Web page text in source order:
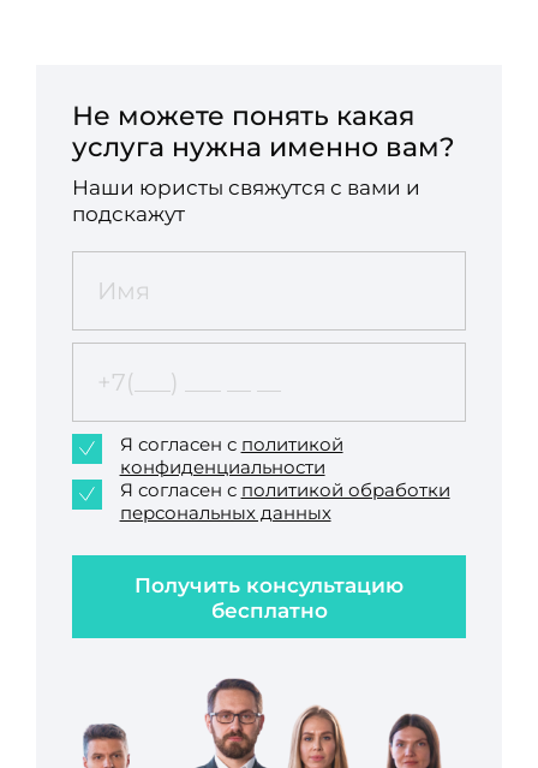
Не можете понять какая
услуга нужна именно вам?
Наши юристы свяжутся с вами и
подскажут
Получить консультацию
бесплатно
Я согласен с политикой
конфиденциальности
Я согласен с политикой обработки
персональных данных